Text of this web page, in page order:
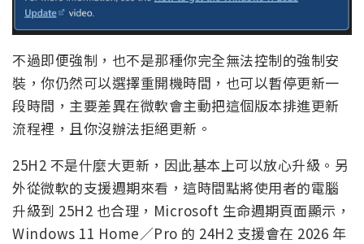
不過即便強制，也不是那種你完全無法控制的強制安
裝，你仍然可以選擇重開機時間，也可以暫停更新一
段時間，主要差異在微軟會主動把這個版本排進更新
流程裡，且你沒辦法拒絕更新。
25H2 不是什麼大更新，因此基本上可以放心升級。另
外從微軟的支援週期來看，這時間點將使用者的電腦
升級到 25H2 也合理，Microsoft 生命週期頁面顯示，
Windows 11 Home／Pro 的 24H2 支援會在 2026 年